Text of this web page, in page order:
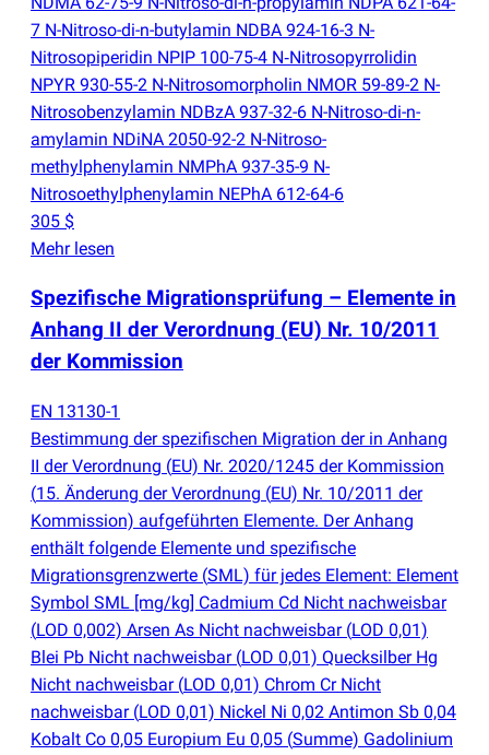
7 N-Nitroso-di-n-butylamin NDBA 924-16-3 N-
Nitrosopiperidin NPIP 100-75-4 N‑Nitrosopyrrolidin
NPYR 930-55-2 N-Nitrosomorpholin NMOR 59-89-2 N-
Nitrosobenzylamin NDBzA 937-32-6 N-Nitroso-di-n-
amylamin NDiNA 2050-92-2 N-Nitroso-
methylphenylamin NMPhA 937-35-9 N-
Nitrosoethylphenylamin NEPhA 612-64-6
305 $
Mehr lesen
Spezifische Migrationsprüfung – Elemente in
Anhang II der Verordnung (EU) Nr. 10/2011
der Kommission
EN 13130-1
Bestimmung der spezifischen Migration der in Anhang
II der Verordnung (EU) Nr. 2020/1245 der Kommission
(15. Änderung der Verordnung (EU) Nr. 10/2011 der
Kommission) aufgeführten Elemente. Der Anhang
enthält folgende Elemente und spezifische
Migrationsgrenzwerte (SML) für jedes Element: Element
Symbol SML [mg/kg] Cadmium Cd Nicht nachweisbar
(LOD 0,002) Arsen As Nicht nachweisbar (LOD 0,01)
Blei Pb Nicht nachweisbar (LOD 0,01) Quecksilber Hg
Nicht nachweisbar (LOD 0,01) Chrom Cr Nicht
nachweisbar (LOD 0,01) Nickel Ni 0,02 Antimon Sb 0,04
Kobalt Co 0,05 Europium Eu 0,05 (Summe) Gadolinium